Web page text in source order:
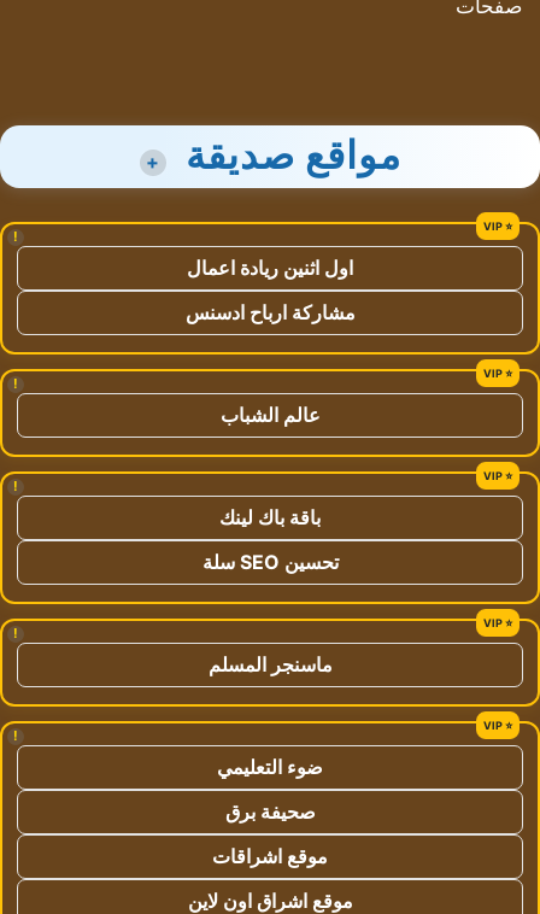
صفحات
مواقع صديقة +
!
اول اثنين ريادة اعمال
مشاركة ارباح ادسنس
!
عالم الشباب
!
باقة باك لينك
تحسين SEO سلة
!
ماسنجر المسلم
!
ضوء التعليمي
صحيفة برق
موقع اشراقات
موقع اشراق اون لاين